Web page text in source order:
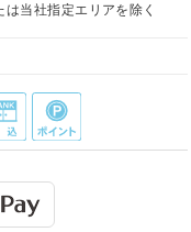
当社指定エリアを除く